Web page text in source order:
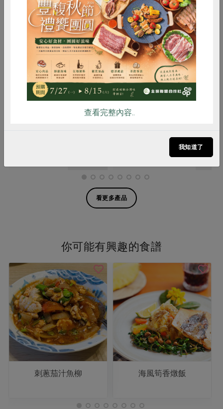
海水去刺虱目魚背肉(黃郁
黃郁翔
海水虱目魚柳(黃郁翔)-250g
看更多產品
你可能有興趣的食譜
刺蔥茄汁魚柳 海風筍香燉飯
惜食 RPET 食譜 減硝酸鹽
雞蛋 食安 共同購買
查看完整內容..
我知道了